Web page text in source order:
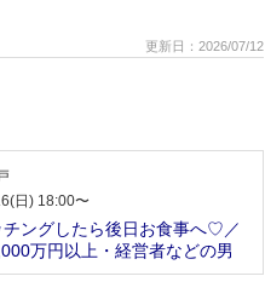
更新日：2026/07/12
日) 18:00〜
チングしたら後日お食事へ♡／
万円以上・経営者などの男